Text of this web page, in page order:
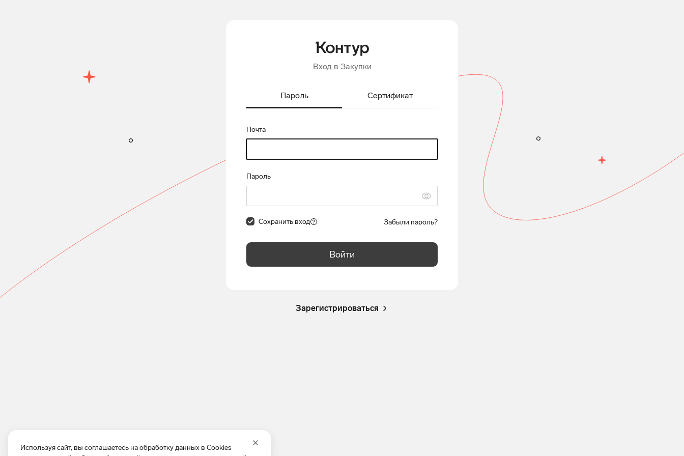
Используя сайт, вы соглашаетесь на обработку данных в Cookies
Вход в Закупки
Пароль Сертификат
Почта
Пароль
Сохранить вход Забыли пароль?
Войти
Зарегистрироваться